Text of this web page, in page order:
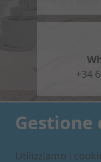
Gestione
Utilizziamo i
+34